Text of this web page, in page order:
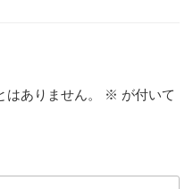
ありません。 ※ が付いて